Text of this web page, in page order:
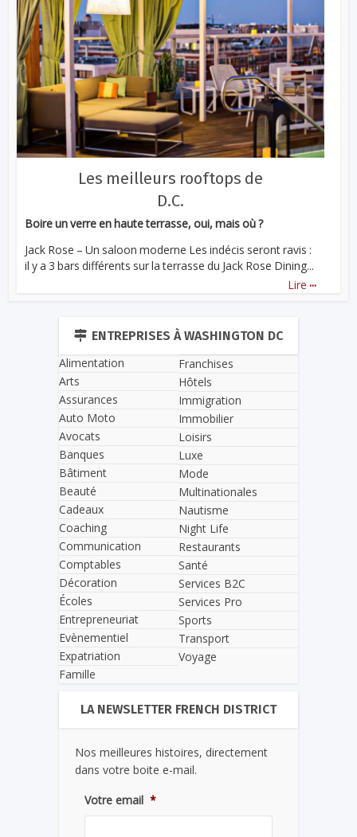
Les meilleurs rooftops de
D.C.
Boire un verre en haute terrasse, oui, mais où ?
Jack Rose – Un saloon moderne Les indécis seront ravis :
il y a 3 bars différents sur la terrasse du Jack Rose Dining...
Lire ...
ENTREPRISES À WASHINGTON DC
Alimentation
Arts
Assurances
Auto Moto
Avocats
Banques
Bâtiment
Beauté
Cadeaux
Coaching
Communication
Comptables
Décoration
Écoles
Entrepreneuriat
Evènementiel
Expatriation
Famille
Franchises
Hôtels
Immigration
Immobilier
Loisirs
Luxe
Mode
Multinationales
Nautisme
Night Life
Restaurants
Santé
Services B2C
Services Pro
Sports
Transport
Voyage
LA NEWSLETTER FRENCH DISTRICT
Nos meilleures histoires, directement
dans votre boite e-mail.
Votre email *